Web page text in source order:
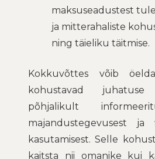
maksuseadustest
ja mitterahaliste
ning täieliku täitmise.
Kokkuvõttes võib
kohustavad
põhjalikult
majandustegevusest ja
kasutamisest. Selle
kaitsta nii omanike kui